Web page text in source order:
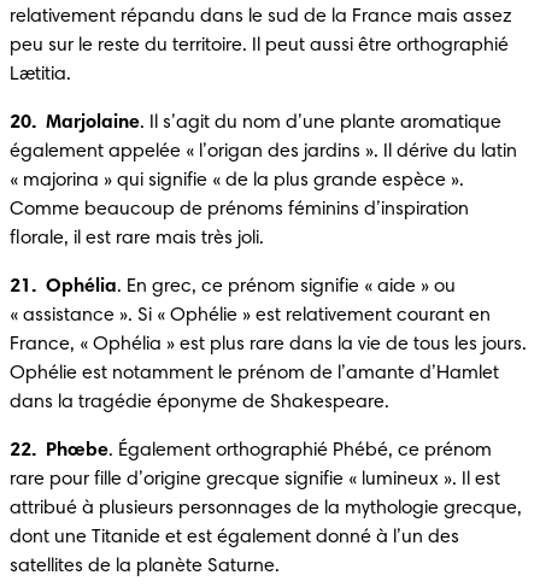
relativement répandu dans le sud de la France mais assez
peu sur le reste du territoire. Il peut aussi être orthographié
Lætitia.
20.  Marjolaine. Il s’agit du nom d’une plante aromatique
également appelée « l’origan des jardins ». Il dérive du latin
« majorina » qui signifie « de la plus grande espèce ».
Comme beaucoup de prénoms féminins d’inspiration
florale, il est rare mais très joli.
21.  Ophélia. En grec, ce prénom signifie « aide » ou
« assistance ». Si « Ophélie » est relativement courant en
France, « Ophélia » est plus rare dans la vie de tous les jours.
Ophélie est notamment le prénom de l’amante d’Hamlet
dans la tragédie éponyme de Shakespeare.
22.  Phœbe. Également orthographié Phébé, ce prénom
rare pour fille d’origine grecque signifie « lumineux ». Il est
attribué à plusieurs personnages de la mythologie grecque,
dont une Titanide et est également donné à l’un des
satellites de la planète Saturne.